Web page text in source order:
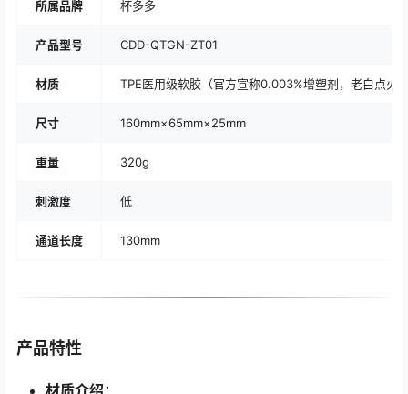
所属品牌 杯多多
产品型号 CDD-QTGN-ZT01
材质 TPE医用级软胶（官方宣称0.003%增塑剂，老白点火
尺寸 160mm×65mm×25mm
重量 320g
刺激度 低
通道长度 130mm
产品特性